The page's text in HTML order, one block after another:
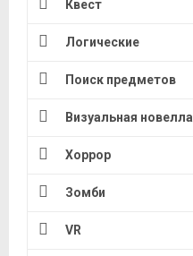
Квест
Логические
Поиск предметов
Визуальная новелла
Хоррор
Зомби
VR